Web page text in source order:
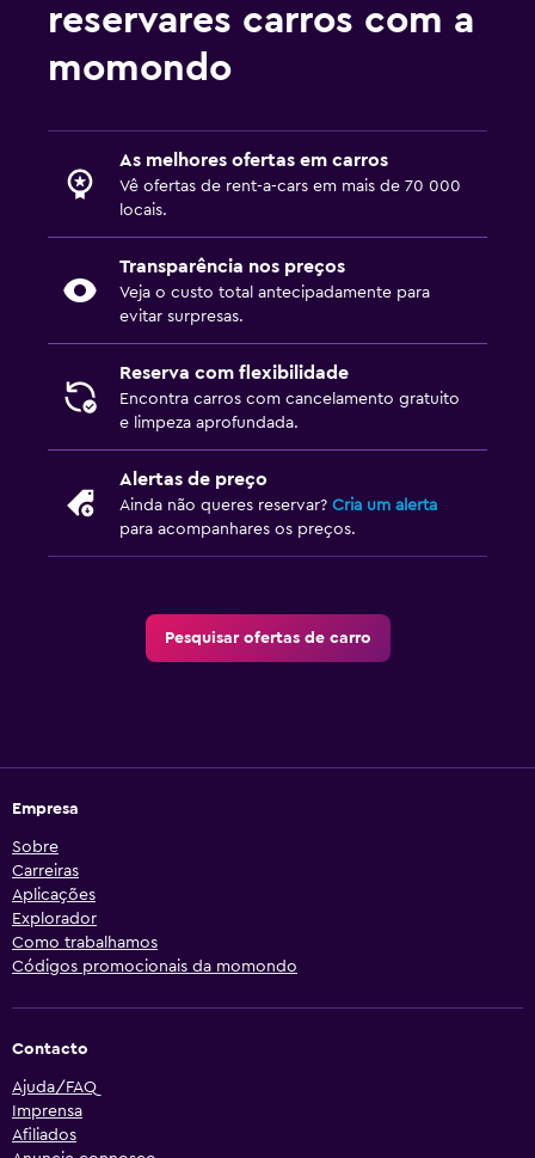
reservares carros com a
momondo
As melhores ofertas em carros
Vê ofertas de rent-a-cars em mais de 70 000
locais.
Transparência nos preços
Veja o custo total antecipadamente para
evitar surpresas.
Reserva com flexibilidade
Encontra carros com cancelamento gratuito
e limpeza aprofundada.
Alertas de preço
Ainda não queres reservar? Cria um alerta
para acompanhares os preços.
Pesquisar ofertas de carro
Empresa
Sobre
Carreiras
Aplicações
Explorador
Como trabalhamos
Códigos promocionais da momondo
Contacto
Ajuda/FAQ
Imprensa
Afiliados